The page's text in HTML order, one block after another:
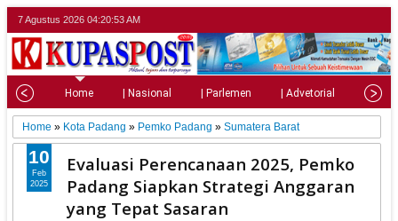
7 Agustus 2026 04:20:55 AM
Home | Nasional | Parlemen | Advetorial |
Home » Kota Padang » Pemko Padang »Sumatera Barat
Evaluasi Perencanaan 2025, Pemko
Padang Siapkan Strategi Anggaran
yang Tepat Sasaran
10
Feb
2025